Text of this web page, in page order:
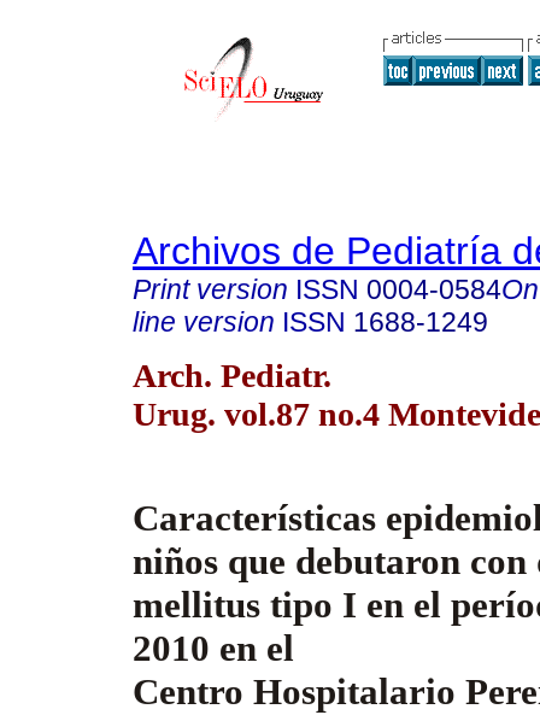
Archivos de Pediatría
Print version ISSN 0004-0584
line version ISSN 1688-1249
Arch. Pediatr.
Urug. vol.87 no.4
Características
niños que debutaron con
mellitus tipo I en el
2010 en el
Centro Hospitalario